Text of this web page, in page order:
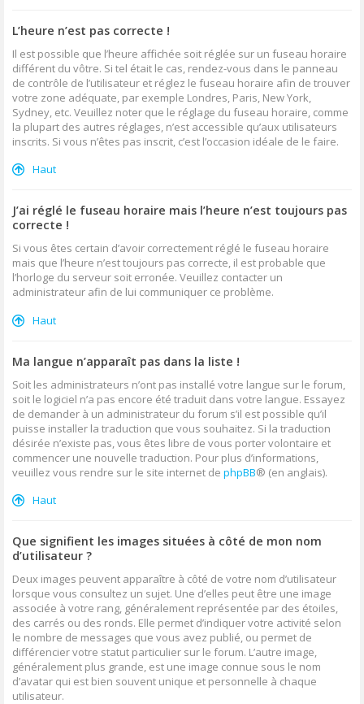
L’heure n’est pas correcte !
Il est possible que l’heure affichée soit réglée sur un fuseau horaire
différent du vôtre. Si tel était le cas, rendez-vous dans le panneau
de contrôle de l’utilisateur et réglez le fuseau horaire afin de trouver
votre zone adéquate, par exemple Londres, Paris, New York,
Sydney, etc. Veuillez noter que le réglage du fuseau horaire, comme
la plupart des autres réglages, n’est accessible qu’aux utilisateurs
inscrits. Si vous n’êtes pas inscrit, c’est l’occasion idéale de le faire.
Haut
J’ai réglé le fuseau horaire mais l’heure n’est toujours pas
correcte !
Si vous êtes certain d’avoir correctement réglé le fuseau horaire
mais que l’heure n’est toujours pas correcte, il est probable que
l’horloge du serveur soit erronée. Veuillez contacter un
administrateur afin de lui communiquer ce problème.
Haut
Ma langue n’apparaît pas dans la liste !
Soit les administrateurs n’ont pas installé votre langue sur le forum,
soit le logiciel n’a pas encore été traduit dans votre langue. Essayez
de demander à un administrateur du forum s’il est possible qu’il
puisse installer la traduction que vous souhaitez. Si la traduction
désirée n’existe pas, vous êtes libre de vous porter volontaire et
commencer une nouvelle traduction. Pour plus d’informations,
veuillez vous rendre sur le site internet de phpBB® (en anglais).
Haut
Que signifient les images situées à côté de mon nom
d’utilisateur ?
Deux images peuvent apparaître à côté de votre nom d’utilisateur
lorsque vous consultez un sujet. Une d’elles peut être une image
associée à votre rang, généralement représentée par des étoiles,
des carrés ou des ronds. Elle permet d’indiquer votre activité selon
le nombre de messages que vous avez publié, ou permet de
différencier votre statut particulier sur le forum. L’autre image,
généralement plus grande, est une image connue sous le nom
d’avatar qui est bien souvent unique et personnelle à chaque
utilisateur.